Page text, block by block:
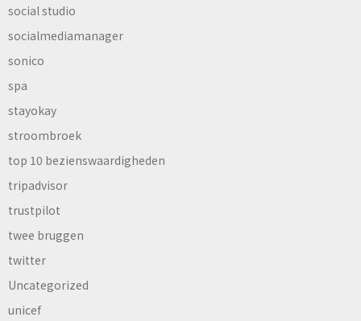
social studio
socialmediamanager
sonico
spa
stayokay
stroombroek
top 10 bezienswaardigheden
tripadvisor
trustpilot
twee bruggen
twitter
Uncategorized
unicef